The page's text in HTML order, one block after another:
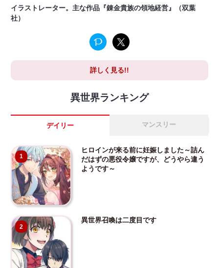
イラストレーター。主な作品『錬金貴族の領地経営』（双葉
社）
詳しく見る!!
異世界ランキング
デイリー マンスリー
1
ヒロインが来る前に妊娠しました～詰ん
だはずの悪役令嬢ですが、どうやら違う
ようです～
2
異世界召喚は二度目です